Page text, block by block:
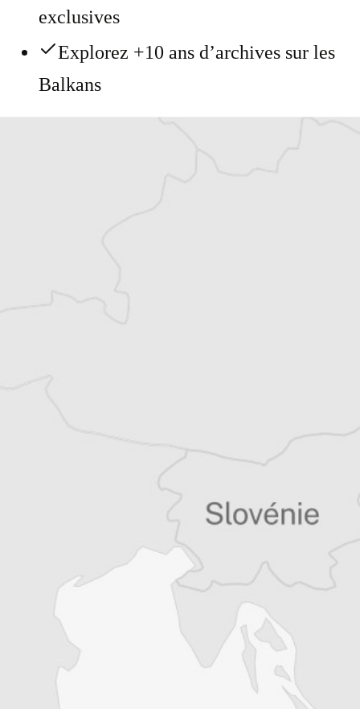
exclusives
Explorez +10 ans d’archives sur les
Balkans